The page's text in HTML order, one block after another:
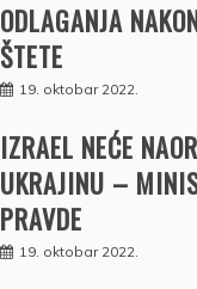
ODLAGANJA
ŠTETE
19. oktobar 2022.
IZRAEL NEĆE
UKRAJINU –
PRAVDE
19. oktobar 2022.